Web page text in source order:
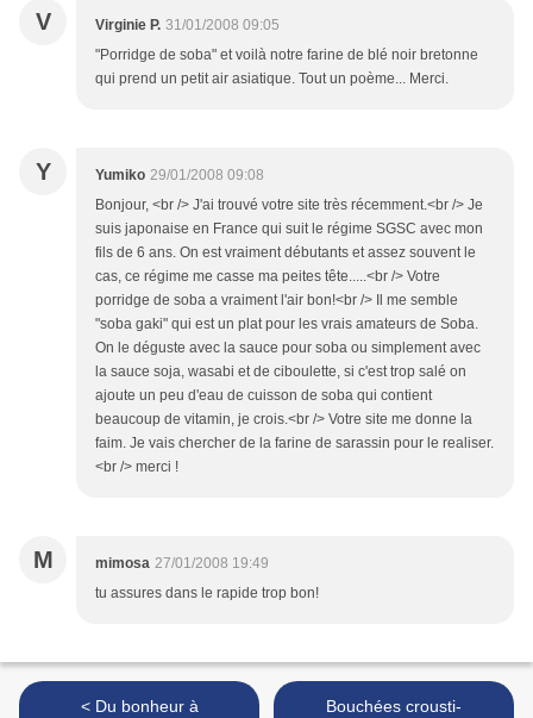
V Virginie P. 31/01/2008 09:05
"Porridge de soba" et voilà notre farine de blé noir bretonne
qui prend un petit air asiatique. Tout un poème... Merci.
Y Yumiko 29/01/2008 09:08
Bonjour, <br /> J'ai trouvé votre site très récemment.<br /> Je
suis japonaise en France qui suit le régime SGSC avec mon
fils de 6 ans. On est vraiment débutants et assez souvent le
cas, ce régime me casse ma peites tête.....<br /> Votre
porridge de soba a vraiment l'air bon!<br /> Il me semble
"soba gaki" qui est un plat pour les vrais amateurs de Soba.
On le déguste avec la sauce pour soba ou simplement avec
la sauce soja, wasabi et de ciboulette, si c'est trop salé on
ajoute un peu d'eau de cuisson de soba qui contient
beaucoup de vitamin, je crois.<br /> Votre site me donne la
faim. Je vais chercher de la farine de sarassin pour le realiser.
<br /> merci !
M mimosa 27/01/2008 19:49
tu assures dans le rapide trop bon!
< Du bonheur à
Bouchées crousti-